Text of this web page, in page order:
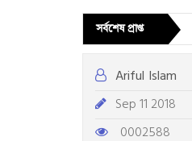
সর্বশেষ প্রাপ্ত
Ariful Islam
Sep 11 2018
0002588